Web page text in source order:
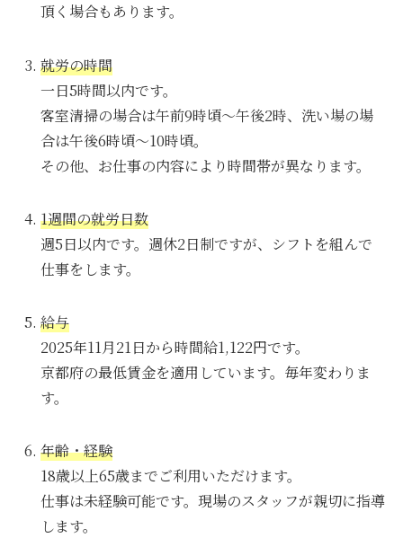
頂く場合もあります。
就労の時間
一日5時間以内です。
客室清掃の場合は午前9時頃～午後2時、洗い場の場
合は午後6時頃～10時頃。
その他、お仕事の内容により時間帯が異なります。
1週間の就労日数
週5日以内です。週休2日制ですが、シフトを組んで
仕事をします。
給与
2025年11月21日から時間給1,122円です。
京都府の最低賃金を適用しています。毎年変わりま
す。
年齢・経験
18歳以上65歳までご利用いただけます。
仕事は未経験可能です。現場のスタッフが親切に指導
します。